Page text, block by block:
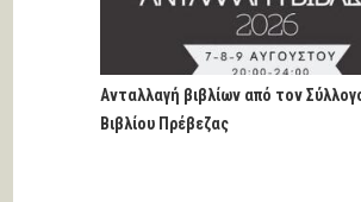
Ανταλλαγή βιβλίων από τον
Βιβλίου Πρέβεζας